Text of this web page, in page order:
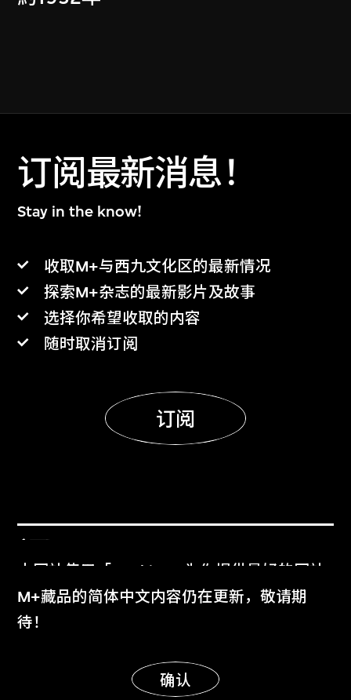
订阅最新消息！
Stay in the know!
收取M+与西九文化区的最新情况
探索M+杂志的最新影片及故事
选择你希望收取的内容
随时取消订阅
订阅
门票
Get Tickets
本网站使用「Cookies」为你提供最好的网站
体验。
了解更多
明白
M+藏品的简体中文内容仍在更新，敬请期
待！
确认
显示更多